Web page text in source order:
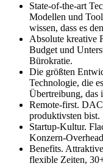
State-of-the-art
Modellen und
wissen, dass es
Absolute kreative
Budget und
Bürokratie.
Die größten
Technologie, die
Übertreibung, das
Remote-first.
produktivsten bist.
Startup-Kultur.
Konzern-
Benefits.
flexible Zeiten,